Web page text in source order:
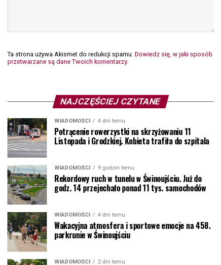
Ta strona używa Akismet do redukcji spamu. Dowiedz się, w jaki sposób
przetwarzane są dane Twoich komentarzy.
NAJCZĘŚCIEJ CZYTANE
WIADOMOŚCI 4 dni temu
Potrącenie rowerzystki na skrzyżowaniu 11
Listopada i Grodzkiej. Kobieta trafiła do szpitala
WIADOMOŚCI 9 godzin temu
Rekordowy ruch w tunelu w Świnoujściu. Już do
godz. 14 przejechało ponad 11 tys. samochodów
WIADOMOŚCI 4 dni temu
Wakacyjna atmosfera i sportowe emocje na 458.
parkrunie w Świnoujściu
WIADOMOŚCI 2 dni temu